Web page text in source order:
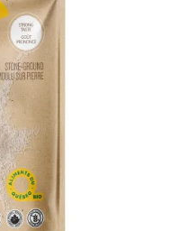
DÉTAILS